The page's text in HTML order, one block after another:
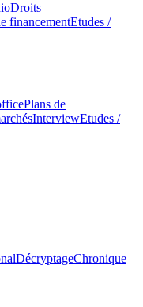
Droits
financementEtudes /
Plans de
InterviewEtudes /
DécryptageChronique